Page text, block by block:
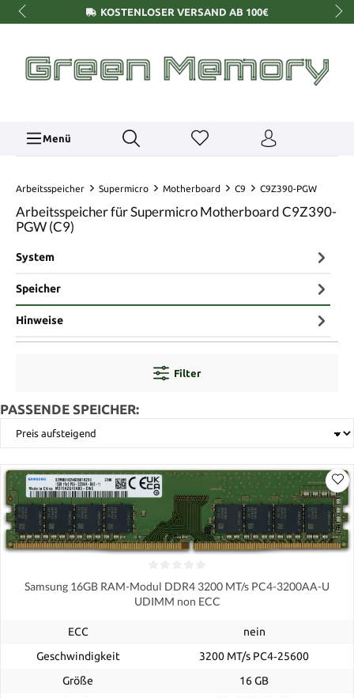
KOSTENLOSER VERSAND AB 100€
Menü
Arbeitsspeicher Supermicro Motherboard C9 C9Z390-PGW
Arbeitsspeicher für Supermicro Motherboard C9Z390-
PGW (C9)
System
Speicher
Hinweise
Filter
PASSENDE SPEICHER:
Samsung 16GB RAM-Modul DDR4 3200 MT/s PC4-3200AA-U
UDIMM non ECC
ECC
nein
Geschwindigkeit
3200 MT/s PC4‑25600
Größe
16 GB